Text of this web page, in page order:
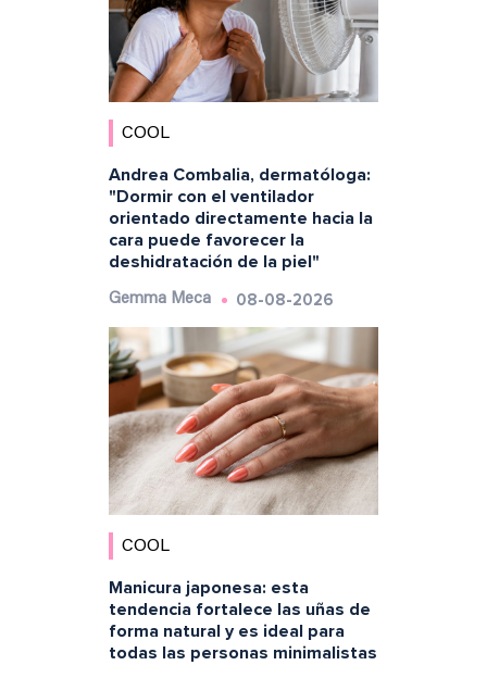
COOL
Andrea Combalia, dermatóloga:
"Dormir con el ventilador
orientado directamente hacia la
cara puede favorecer la
deshidratación de la piel"
Gemma Meca 08-08-2026
COOL
Manicura japonesa: esta
tendencia fortalece las uñas de
forma natural y es ideal para
todas las personas minimalistas